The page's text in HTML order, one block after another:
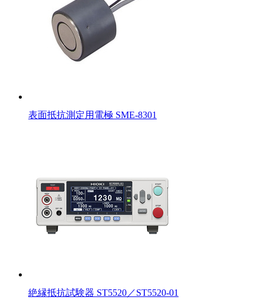
表面抵抗測定用電極 SME-8301
絶縁抵抗試験器 ST5520／ST5520-01